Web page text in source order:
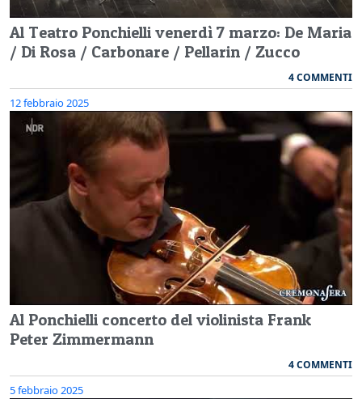
Al Teatro Ponchielli venerdì 7 marzo: De Maria
/ Di Rosa / Carbonare / Pellarin / Zucco
4 COMMENTI
12 febbraio 2025
Al Ponchielli concerto del violinista Frank
Peter Zimmermann
4 COMMENTI
5 febbraio 2025